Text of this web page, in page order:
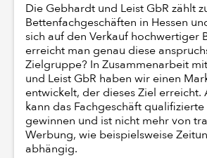
Die Gebhardt und Leist GbR zählt
Bettenfachgeschäften in Hessen
sich auf den Verkauf hochwertiger
erreicht man genau diese
Zielgruppe? In Zusammenarbeit
und Leist GbR haben wir einen
entwickelt, der dieses Ziel erreicht.
kann das Fachgeschäft qualifizierte
gewinnen und ist nicht mehr von
Werbung, wie beispielsweise
abhängig.